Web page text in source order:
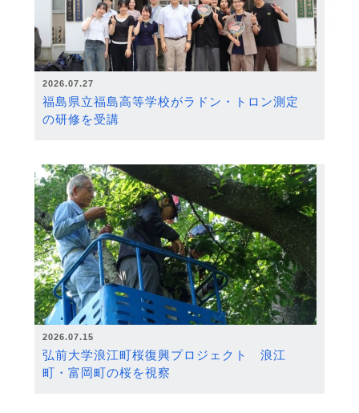
2026.07.27
福島県立福島高等学校がラドン・トロン測定
の研修を受講
2026.07.15
弘前大学浪江町桜復興プロジェクト 浪江
町・富岡町の桜を視察